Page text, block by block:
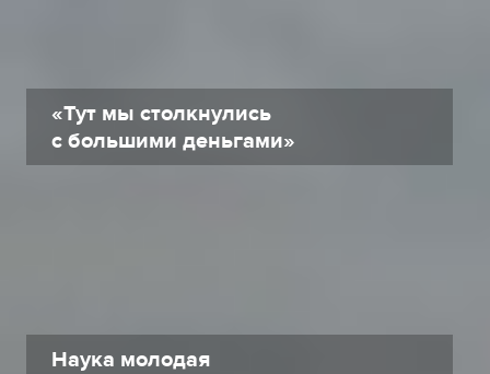
«Тут мы столкнулись
с большими деньгами»
Наука молодая